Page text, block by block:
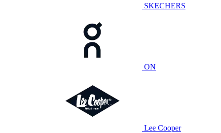
SKECHERS
ON
Lee Cooper